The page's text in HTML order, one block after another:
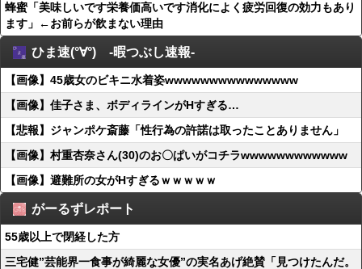
蜂蜜「美味しいです栄養価高いです消化によく疲労回復の効力もあり
ます」←お前らが飲まない理由
ひま速(°∀°) -暇つぶし速報-
【画像】45歳女のビキニ水着姿wwwwwwwwwwwwwww
【画像】佳子さま、ボディラインがHすぎる…
【悲報】ジャンポケ斎藤「性行為の許諾は取ったことありません」
【画像】村重杏奈さん(30)のお〇ぱいがコチラwwwwwwwwwwww
【画像】避難所の女がHすぎるｗｗｗｗｗ
がーるずレポート
55歳以上で閉経した方
三宅健”芸能界一食事が綺麗な女優”の実名あげ絶賛「見つけたんだ。